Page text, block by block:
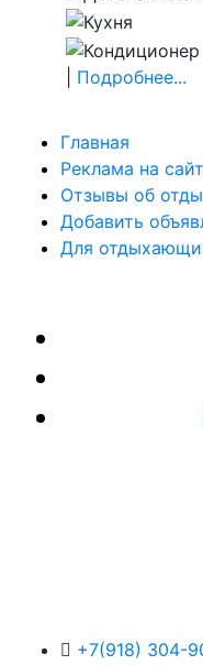
Подробнее...
Главная
Реклама на
Отзывы об
Добавить
Для
+7(918) 304-